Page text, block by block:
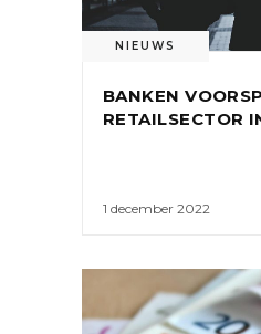
NIEUWS
BANKEN
RETAILSECTOR
1 december 2022